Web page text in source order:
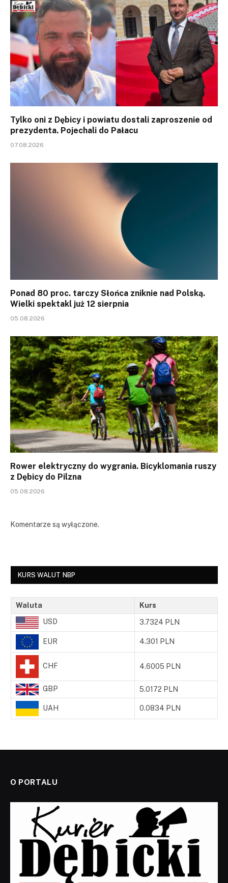
Tylko oni z Dębicy i powiatu dostali zaproszenie od
prezydenta. Pojechali do Pałacu
07.08.2026
Ponad 80 proc. tarczy Słońca zniknie nad Polską.
Wielki spektakl już 12 sierpnia
05.08.2026
Rower elektryczny do wygrania. Bicyklomania ruszy
z Dębicy do Pilzna
05.08.2026
Komentarze są wyłączone.
KURS WALUT NBP
Waluta Kurs
USD 3.7324 PLN
EUR 4.301 PLN
CHF 4.6005 PLN
GBP 5.0172 PLN
UAH 0.0834 PLN
O PORTALU